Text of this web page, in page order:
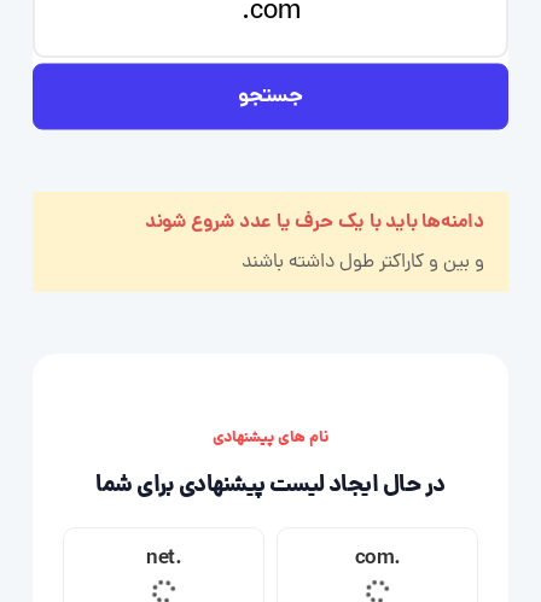
جستجو
دامنه‌ها باید با یک حرف یا عدد شروع شوند
و بین و کاراکتر طول داشته باشند
نام های پیشنهادی
در حال ایجاد لیست پیشنهادی برای شما
.com
.net